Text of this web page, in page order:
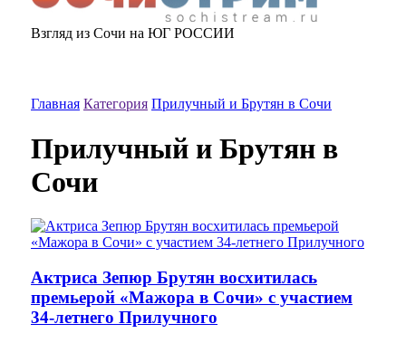
Взгляд из Сочи на ЮГ РОССИИ
Главная Категория Прилучный и Брутян в Сочи
Прилучный и Брутян в
Сочи
Актриса Зепюр Брутян восхитилась
премьерой «Мажора в Сочи» с участием
34-летнего Прилучного